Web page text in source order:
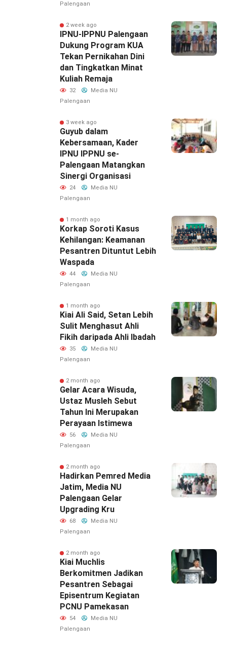
Palengaan
2 week ago
IPNU-IPPNU Palengaan
Dukung Program KUA
Tekan Pernikahan Dini
dan Tingkatkan Minat
Kuliah Remaja
32
Media NU
Palengaan
3 week ago
Guyub dalam
Kebersamaan, Kader
IPNU IPPNU se-
Palengaan Matangkan
Sinergi Organisasi
24
Media NU
Palengaan
1 month ago
Korkap Soroti Kasus
Kehilangan: Keamanan
Pesantren Dituntut Lebih
Waspada‎
44
Media NU
Palengaan
1 month ago
Kiai Ali Said, Setan Lebih
Sulit Menghasut Ahli
Fikih daripada Ahli Ibadah
35
Media NU
Palengaan
2 month ago
Gelar Acara Wisuda,
Ustaz Musleh Sebut
Tahun Ini Merupakan
Perayaan Istimewa
56
Media NU
Palengaan
2 month ago
Hadirkan Pemred Media
Jatim, Media NU
Palengaan Gelar
Upgrading Kru
68
Media NU
Palengaan
2 month ago
Kiai Muchlis
Berkomitmen Jadikan
Pesantren Sebagai
Episentrum Kegiatan
PCNU Pamekasan
54
Media NU
Palengaan